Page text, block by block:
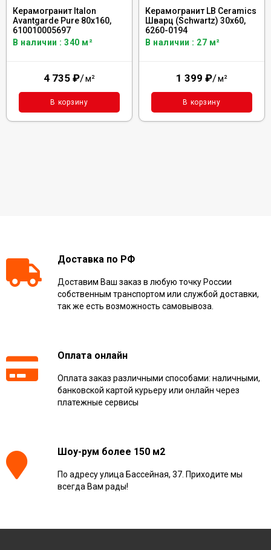
Керамогранит Italon
Avantgarde Pure 80x160,
610010005697
В наличии : 340 м²
4 735 ₽/м²
В корзину
Керамогранит LB Ceramics
Шварц (Schwartz) 30x60,
6260-0194
В наличии : 27 м²
1 399 ₽/м²
В корзину
Доставка по РФ
Доставим Ваш заказ в любую точку России
собственным транспортом или службой доставки,
так же есть возможность самовывоза.
Оплата онлайн
Оплата заказ различными способами: наличными,
банковской картой курьеру или онлайн через
платежные сервисы
Шоу-рум более 150 м2
По адресу улица Бассейная, 37. Приходите мы
всегда Вам рады!